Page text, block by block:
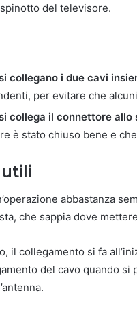
del televisore.
collegano i due cavi
per evitare che
collega il connettore allo
è stato chiuso bene e
utili
abbastanza
che sappia dove
il collegamento si fa
del cavo quando si